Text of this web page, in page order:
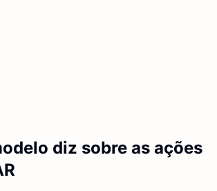
diz sobre as ações